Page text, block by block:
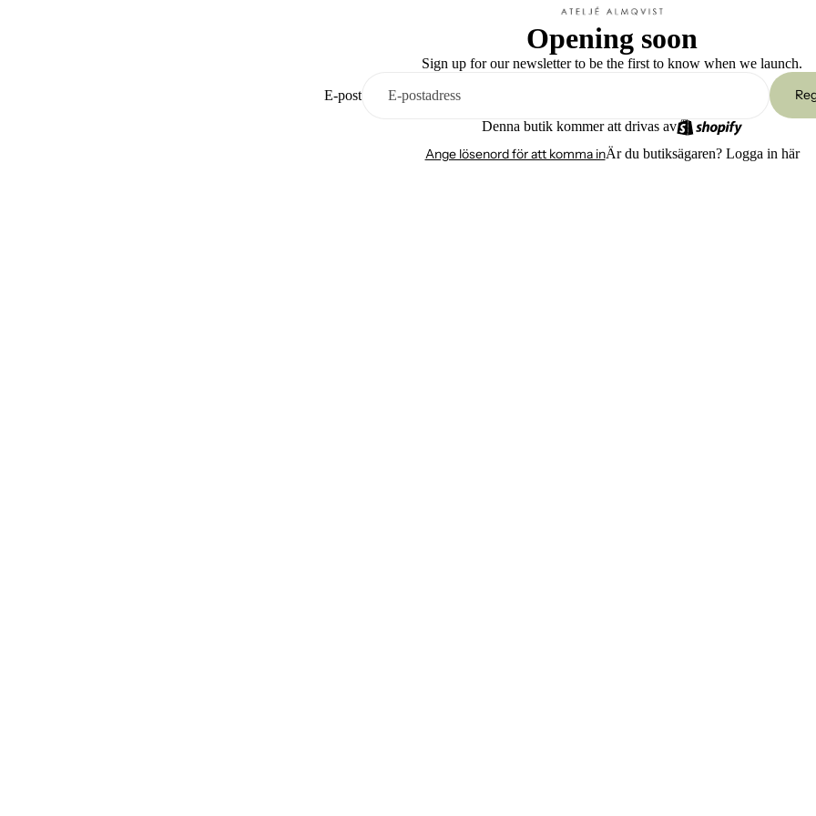
Opening soon
Sign up for our newsletter to be the first to know when we launch.
E-post
Denna butik kommer att drivas av
Ange lösenord för att komma inÄr du butiksägaren? Logga in här